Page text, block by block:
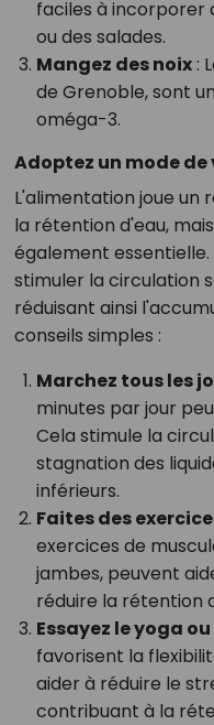
faciles à incorporer
ou des salades.
Mangez des noix:
de Grenoble, sont
oméga-3.
Adoptez un mode
L'alimentation joue un
la rétention d'eau,
également
stimuler la circulation
réduisant ainsi
conseils simples :
Marchez tous les
minutes par jour
Cela stimule la
stagnation des
inférieurs.
Faites des
exercices de
jambes, peuvent
réduire la rétention
Essayez le yoga
favorisent la
aider à réduire le
contribuant à la